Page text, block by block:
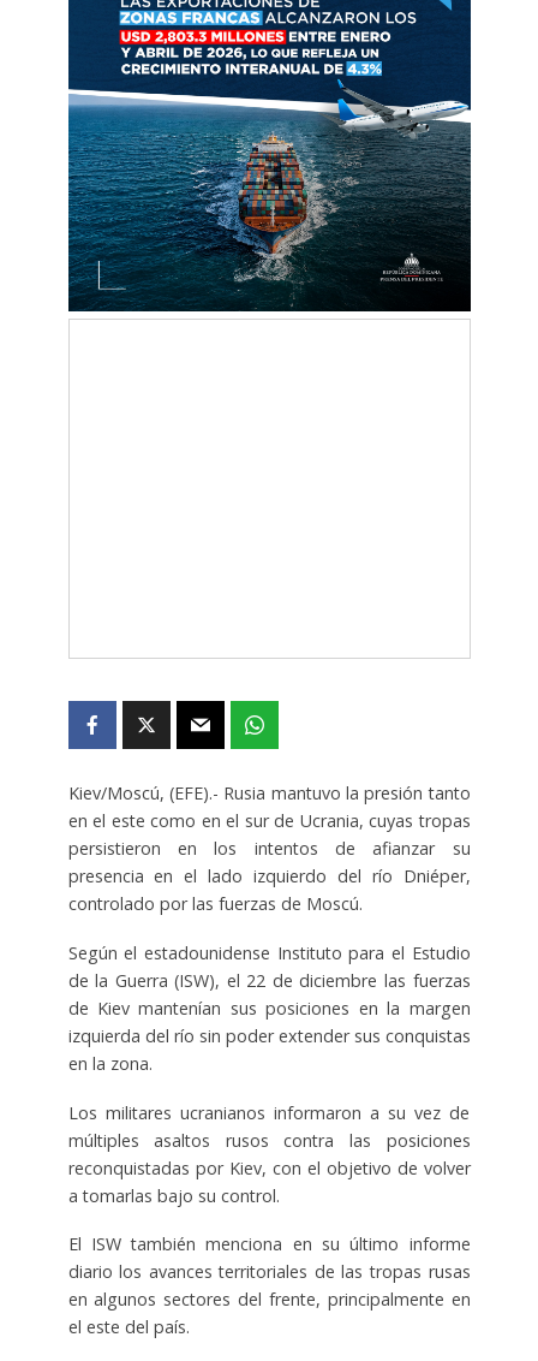
Kiev/Moscú, (EFE).- Rusia mantuvo la presión tanto
en el este como en el sur de Ucrania, cuyas tropas
persistieron en los intentos de afianzar su
presencia en el lado izquierdo del río Dniéper,
controlado por las fuerzas de Moscú.
Según el estadounidense Instituto para el Estudio
de la Guerra (ISW), el 22 de diciembre las fuerzas
de Kiev mantenían sus posiciones en la margen
izquierda del río sin poder extender sus conquistas
en la zona.
Los militares ucranianos informaron a su vez de
múltiples asaltos rusos contra las posiciones
reconquistadas por Kiev, con el objetivo de volver
a tomarlas bajo su control.
El ISW también menciona en su último informe
diario los avances territoriales de las tropas rusas
en algunos sectores del frente, principalmente en
el este del país.